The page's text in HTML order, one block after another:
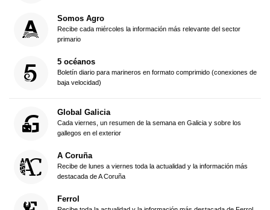
Somos Agro
Recibe cada miércoles la información más relevante del sector
primario
5 océanos
Boletín diario para marineros en formato comprimido (conexiones de
baja velocidad)
Global Galicia
Cada viernes, un resumen de la semana en Galicia y sobre los
gallegos en el exterior
A Coruña
Recibe de lunes a viernes toda la actualidad y la información más
destacada de A Coruña
Ferrol